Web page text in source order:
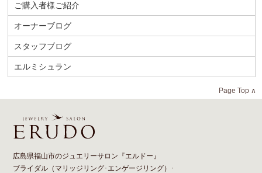
ご購入者様ご紹介
オーナーブログ
スタッフブログ
エルミシュラン
Page Top ∧
広島県福山市のジュエリーサロン『エルドー』
ブライダル（ マリッジリング･ エンゲージリング）･